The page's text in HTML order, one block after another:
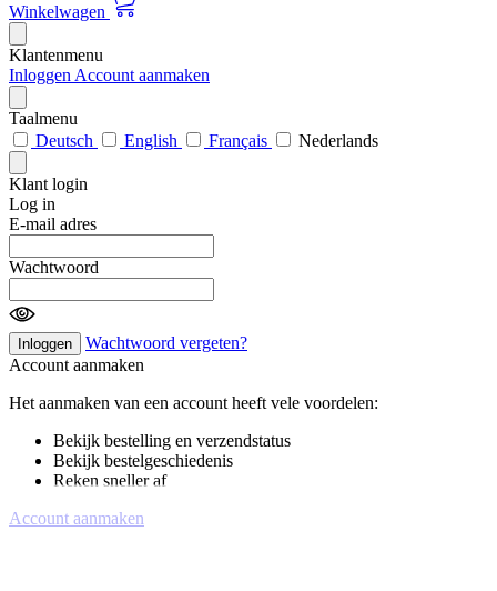
Winkelwagen
Klantenmenu
Inloggen Account aanmaken
Taalmenu
Deutsch
English Français Nederlands
Klant login
Log in
E-mail adres
Wachtwoord
Inloggen
Wachtwoord vergeten?
Account aanmaken
Het aanmaken van een account heeft vele voordelen:
Bekijk bestelling en verzendstatus
Bekijk bestelgeschiedenis
Reken sneller af
Account aanmaken